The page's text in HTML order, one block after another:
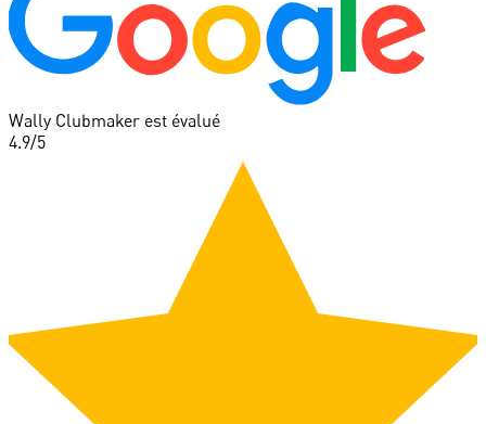
Wally Clubmaker est évalué
4.9/5